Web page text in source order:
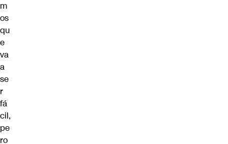
m
os
qu
e
va
a
se
r
fá
cil,
pe
ro